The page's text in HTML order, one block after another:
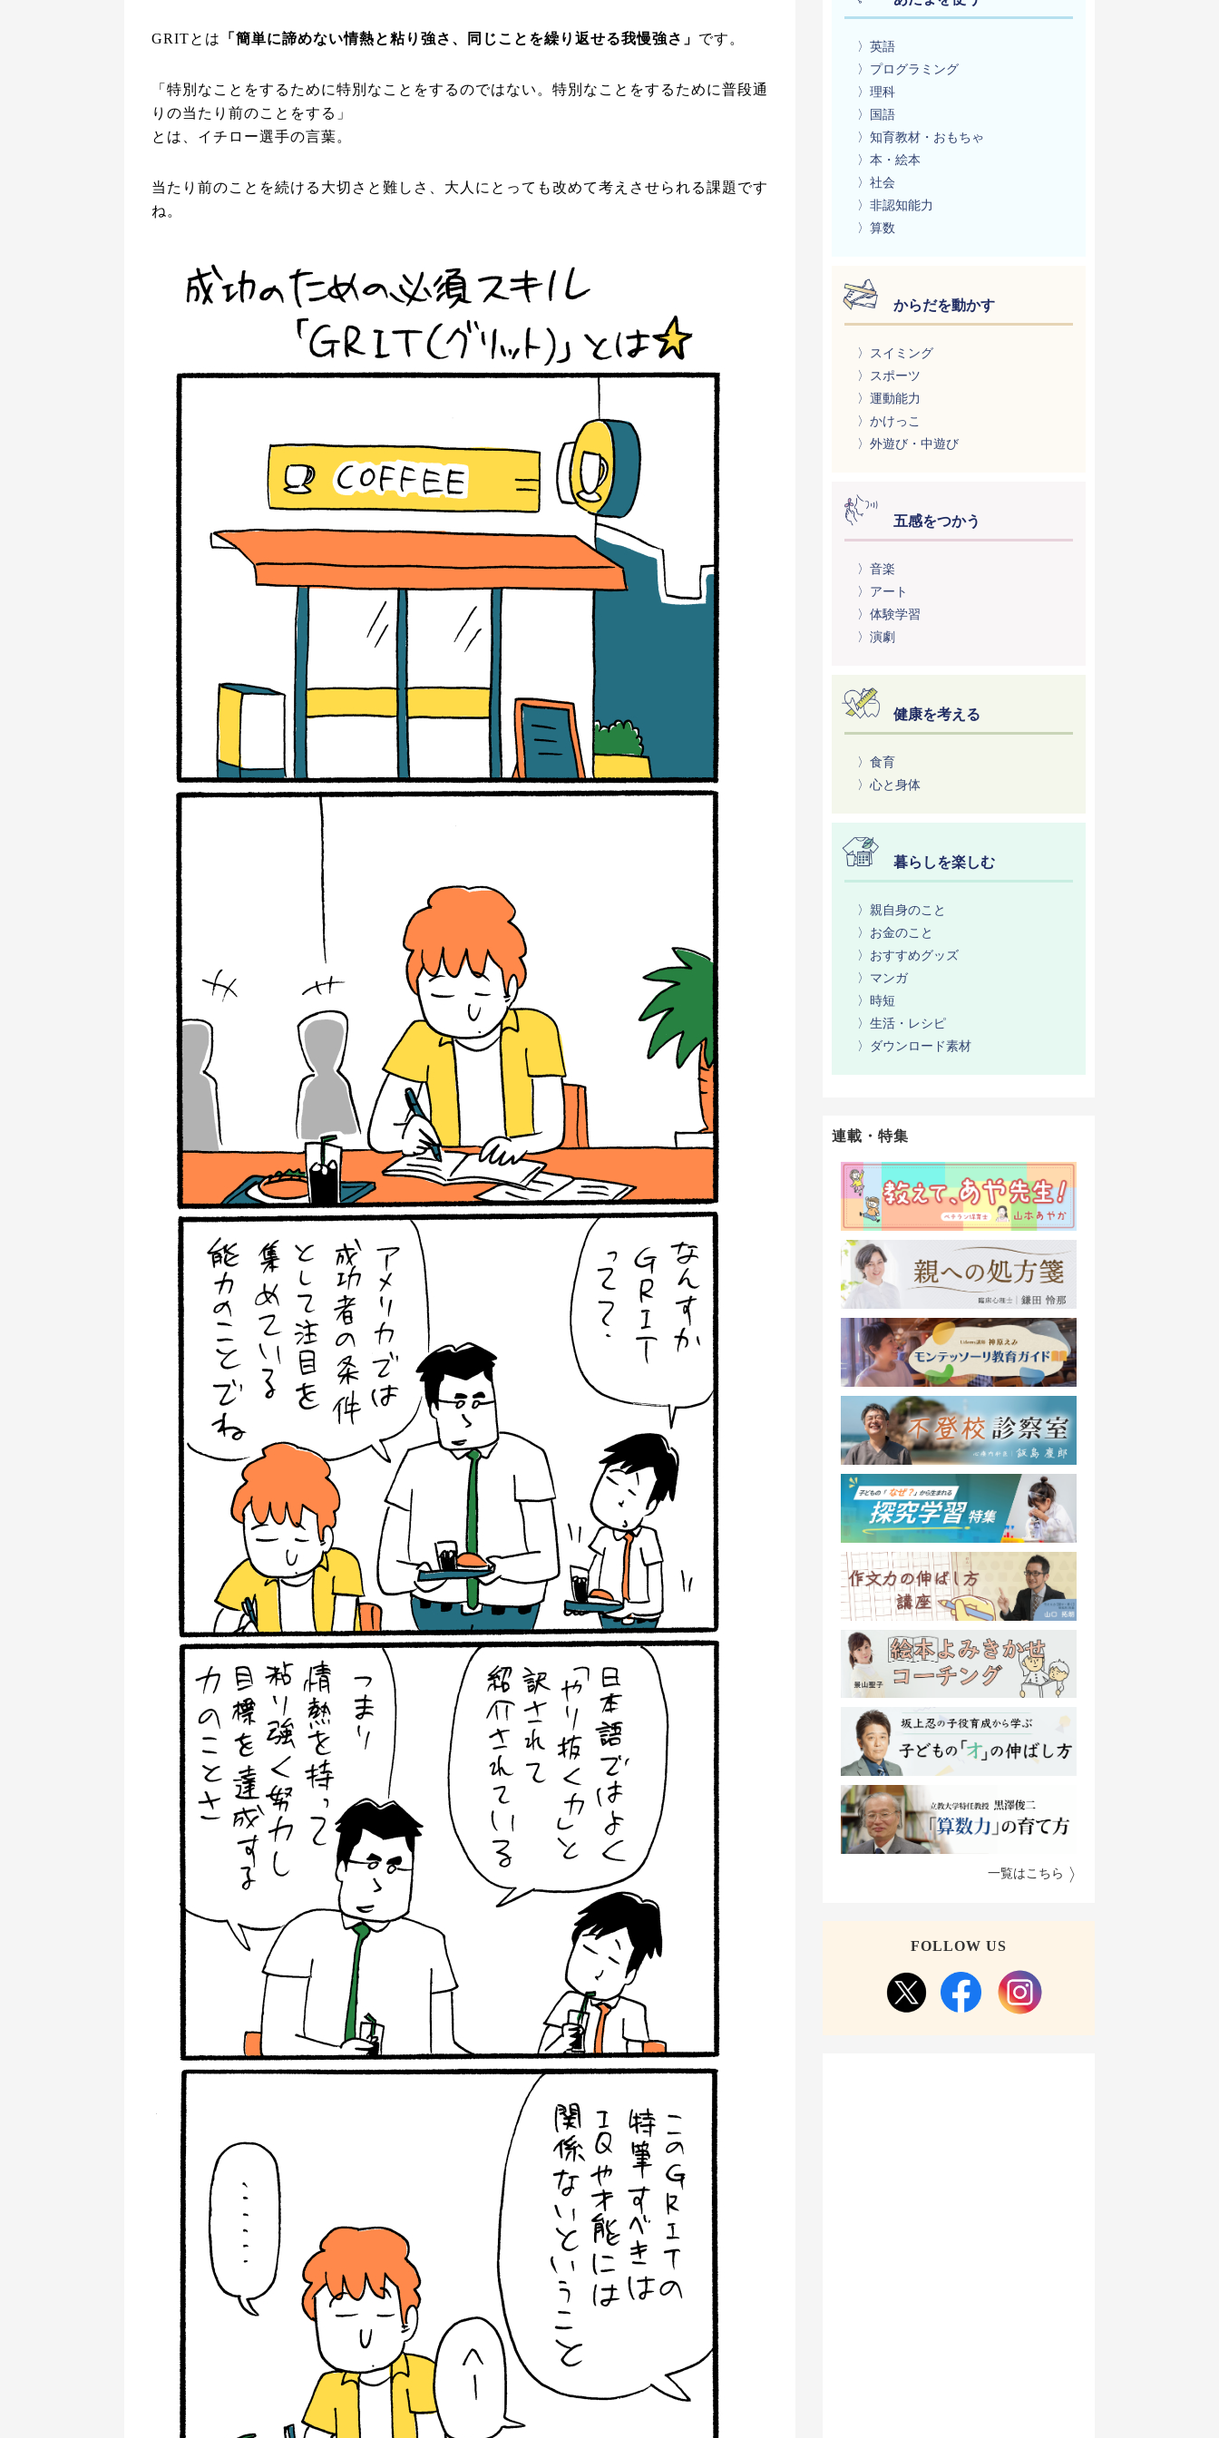
GRITとは 「簡単に諦めない情熱と粘り強さ、同じことを繰り返せる我慢強さ」 です。
「特別なことをするために特別なことをするのではない。特別なことをするために普段通
りの当たり前のことをする」
とは、イチロー選手の言葉。
当たり前のことを続ける大切さと難しさ、大人にとっても改めて考えさせられる課題です
ね。
〉英語
〉プログラミング
〉理科
〉国語
〉知育教材・おもちゃ
〉本・絵本
〉社会
〉非認知能力
〉算数
からだを動かす
〉スイミング
〉スポーツ
〉運動能力
〉かけっこ
〉外遊び・中遊び
五感をつかう
〉音楽
〉アート
〉体験学習
〉演劇
健康を考える
〉食育
〉心と身体
暮らしを楽しむ
〉親自身のこと
〉お金のこと
〉おすすめグッズ
〉マンガ
〉時短
〉生活・レシピ
〉ダウンロード素材
連載・特集
一覧はこちら
FOLLOW US